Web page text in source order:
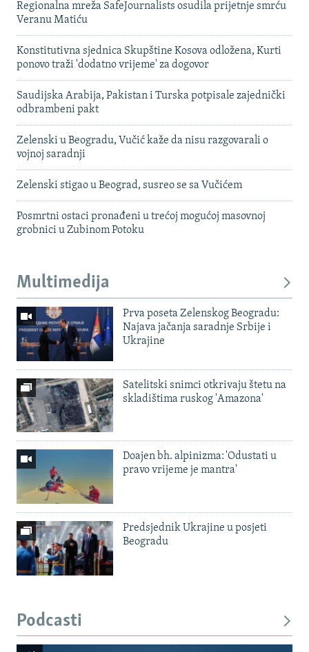
Regionalna mreža SafeJournalists osudila prijetnje smrću
Veranu Matiću
Konstitutivna sjednica Skupštine Kosova odložena, Kurti
ponovo traži 'dodatno vrijeme' za dogovor
Saudijska Arabija, Pakistan i Turska potpisale zajednički
odbrambeni pakt
Zelenski u Beogradu, Vučić kaže da nisu razgovarali o
vojnoj saradnji
Zelenski stigao u Beograd, susreo se sa Vučićem
Posmrtni ostaci pronađeni u trećoj mogućoj masovnoj
grobnici u Zubinom Potoku
Multimedija
Prva poseta Zelenskog Beogradu:
Najava jačanja saradnje Srbije i
Ukrajine
Satelitski snimci otkrivaju štetu na
skladištima ruskog 'Amazona'
Doajen bh. alpinizma: 'Odustati u
pravo vrijeme je mantra'
Predsjednik Ukrajine u posjeti
Beogradu
Podcasti